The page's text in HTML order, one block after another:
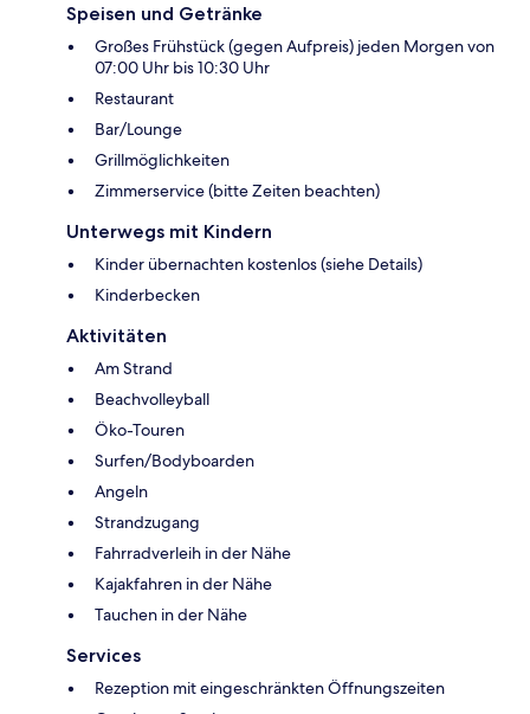
Speisen und Getränke
Großes Frühstück (gegen Aufpreis) jeden Morgen von
07:00 Uhr bis 10:30 Uhr
Restaurant
Bar/Lounge
Grillmöglichkeiten
Zimmerservice (bitte Zeiten beachten)
Unterwegs mit Kindern
Kinder übernachten kostenlos (siehe Details)
Kinderbecken
Aktivitäten
Am Strand
Beachvolleyball
Öko-Touren
Surfen/Bodyboarden
Angeln
Strandzugang
Fahrradverleih in der Nähe
Kajakfahren in der Nähe
Tauchen in der Nähe
Services
Rezeption mit eingeschränkten Öffnungszeiten